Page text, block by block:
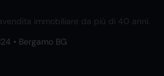
immobiliare da più di 40 anni.
• Bergamo BG